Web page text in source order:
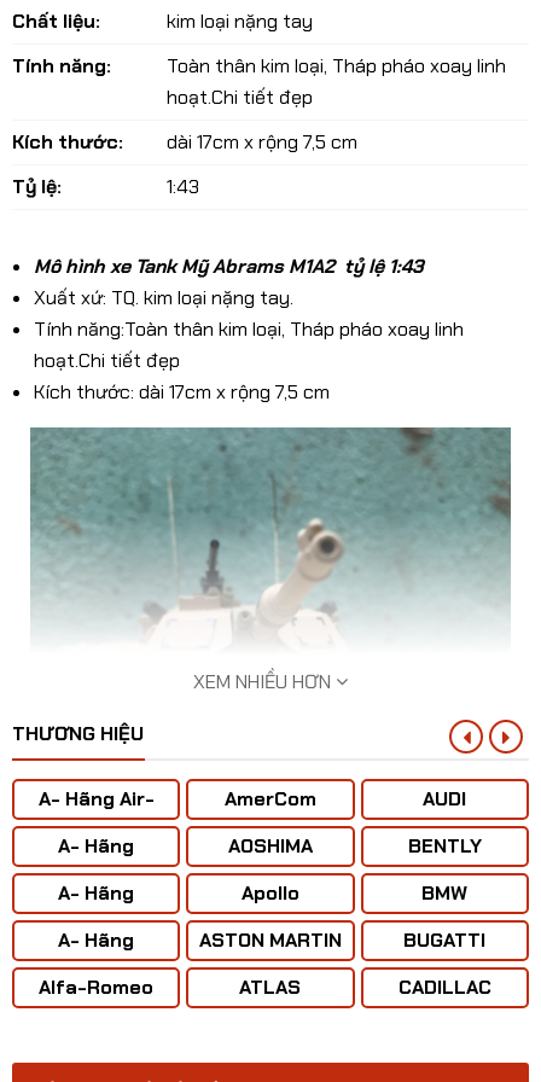
Chất liệu:
kim loại nặng tay
Tính năng:
Toàn thân kim loại, Tháp pháo xoay linh
hoạt.Chi tiết đẹp
Kích thước:
dài 17cm x rộng 7,5 cm
Tỷ lệ:
1:43
Mô hình xe Tank Mỹ Abrams M1A2 tỷ lệ 1:43
Xuất xứ: TQ. kim loại nặng tay.
Tính năng:Toàn thân kim loại, Tháp pháo xoay linh
hoạt.Chi tiết đẹp
Kích thước: dài 17cm x rộng 7,5 cm
Mô hình xe Tank Mỹ Abrams M1A2 tỷ lệ 1:43
XEM NHIỀU HƠN
THƯƠNG HIỆU
A- Hãng Air-
BUS
A- Hãng
ANTONOV ( Liên
Xô)
A- Hãng
BOENING
A- Hãng
CONCORD
Alfa-Romeo
AmerCom
AOSHIMA
Apollo
ASTON MARTIN
ATLAS
AUDI
BENTLY
BMW
BUGATTI
CADILLAC